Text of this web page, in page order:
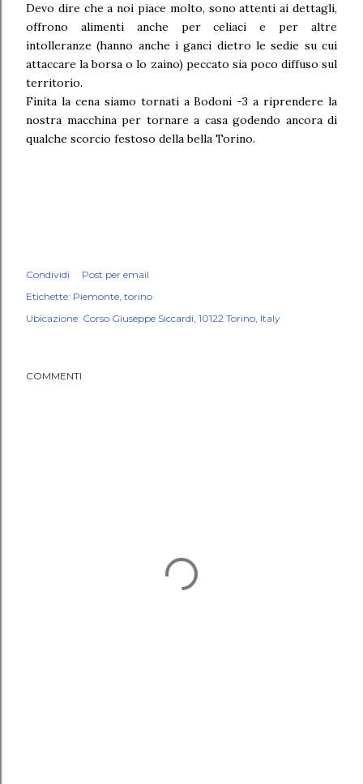
Devo dire che a noi piace molto, sono attenti ai dettagli,
offrono alimenti anche per celiaci e per altre
intolleranze (hanno anche i ganci dietro le sedie su cui
attaccare la borsa o lo zaino) peccato sia poco diffuso sul
territorio.
Finita la cena siamo tornati a Bodoni -3 a riprendere la
nostra macchina per tornare a casa godendo ancora di
qualche scorcio festoso della bella Torino.
Condividi
Post per email
Etichette: Piemonte torino
Ubicazione: Corso Giuseppe Siccardi, 10122 Torino, Italy
COMMENTI